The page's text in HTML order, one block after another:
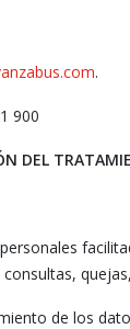
.
900
DEL
de los